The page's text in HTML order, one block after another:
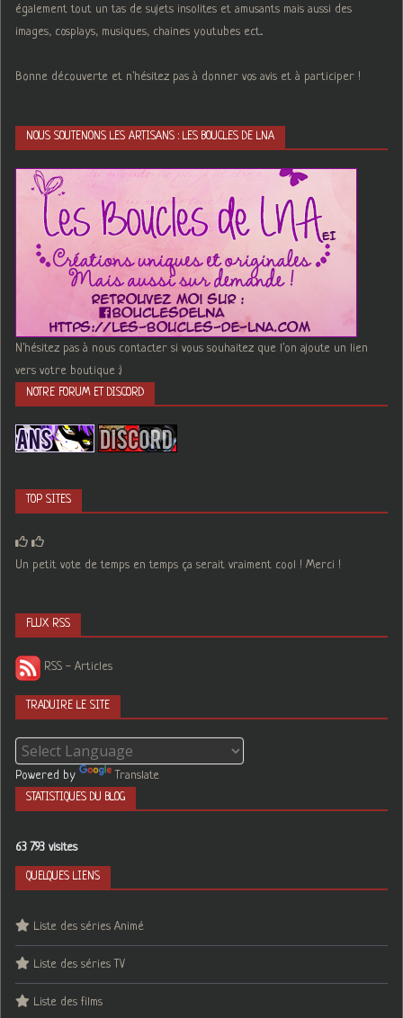
également tout un tas de sujets insolites et amusants mais aussi des
images, cosplays, musiques, chaines youtubes ect...
Bonne découverte et n'hésitez pas à donner vos avis et à participer !
NOUS SOUTENONS LES ARTISANS : LES BOUCLES DE LNA
N'hésitez pas à nous contacter si vous souhaitez que l'on ajoute un lien
vers votre boutique :)
NOTRE FORUM ET DISCORD
TOP SITES
Un petit vote de temps en temps ça serait vraiment cool ! Merci !
FLUX RSS
RSS - Articles
TRADUIRE LE SITE
Powered by Translate
STATISTIQUES DU BLOG
63 793 visites
QUELQUES LIENS
Liste des séries Animé
Liste des séries TV
Liste des films